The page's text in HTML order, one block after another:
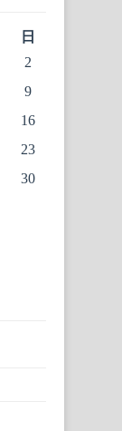
日
2
9
16
23
30